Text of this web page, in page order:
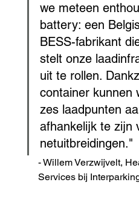
we meteen
battery: een
BESS-fabrikant
stelt onze
uit te rollen.
container kunnen
zes laadpunten
afhankelijk te zijn
netuitbreidingen."
- Willem Verzwijvelt,
Services bij